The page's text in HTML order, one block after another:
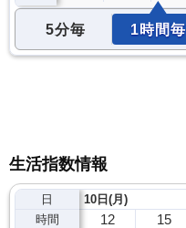
5分毎 1時間毎
生活指数情報
日
時間
10日(月)
12 15